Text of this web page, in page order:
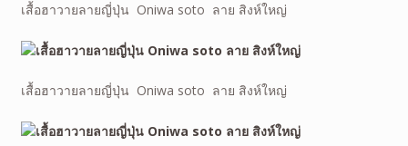
เสื้อฮาวายลายญี่ปุ่น Oniwa soto ลาย สิงห์ใหญ่
เสื้อฮาวายลายญี่ปุ่น Oniwa soto ลาย สิงห์ใหญ่